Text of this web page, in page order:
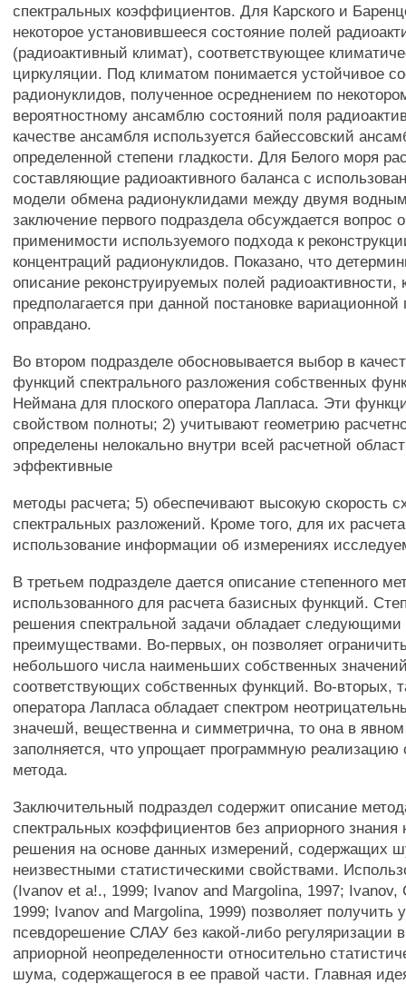
спектральных коэффициентов. Для Карского и
некоторое установившееся состояние полей
(радиоактивный климат), соответствующее
циркуляции. Под климатом понимается устойчивое
радионуклидов, полученное осреднением по
вероятностному ансамблю состояний поля
качестве ансамбля используется байессовский
определенной степени гладкости. Для Белого моря
составляющие радиоактивного баланса с
модели обмена радионуклидами между двумя
заключение первого подраздела обсуждается вопрос
применимости используемого подхода к
концентраций радионуклидов. Показано, что
описание реконструируемых полей радиоактивности,
предполагается при данной постановке
оправдано.
Во втором подразделе обосновывается выбор в
функций спектрального разложения собственных
Неймана для плоского оператора Лапласа. Эти
свойством полноты; 2) учитывают геометрию
определены нелокально внутри всей расчетной
эффективные
методы расчета; 5) обеспечивают высокую скорость
спектральных разложений. Кроме того, для их
использование информации об измерениях
В третьем подразделе дается описание степенного
использованного для расчета базисных функций.
решения спектральной задачи обладает следующими
преимуществами. Во-первых, он позволяет
небольшого числа наименьших собственных
соответствующих собственных функций. Во-вторых,
оператора Лапласа обладает спектром
значешй, вещественна и симметрична, то она в
заполняется, что упрощает программную реализацию
метода.
Заключительный подраздел содержит описание
спектральных коэффициентов без априорного знания
решения на основе данных измерений, содержащих
неизвестными статистическими свойствами.
(Ivanov et а!., 1999; Ivanov and Margolina, 1997; Ivanov,
1999; Ivanov and Margolina, 1999) позволяет получить
псевдорешение СЛАУ без какой-либо регуляризации
априорной неопределенности относительно
шума, содержащегося в ее правой части. Главная